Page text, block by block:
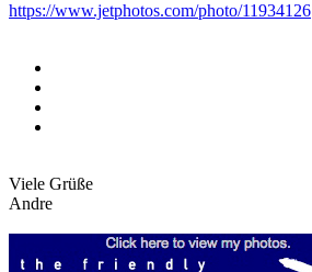
https://www.jetphotos.com/photo/11934126
Viele Grüße
Andre